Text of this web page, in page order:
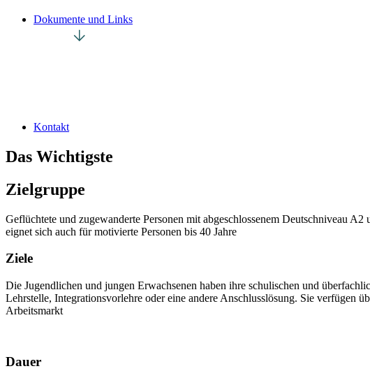
Dokumente und Links
Kontakt
Das Wichtigste
Zielgruppe
Geflüchtete und zugewanderte Personen mit abgeschlossenem Deutschniveau
eignet sich auch für motivierte Personen bis 40 Jahre
Ziele
Die Jugendlichen und jungen Erwachsenen haben ihre schulischen und
Lehrstelle, Integrationsvorlehre oder eine andere Anschlusslösung. Sie verfügen
Arbeitsmarkt
Dauer